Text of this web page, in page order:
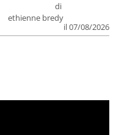
di
ethienne bredy
il 07/08/2026